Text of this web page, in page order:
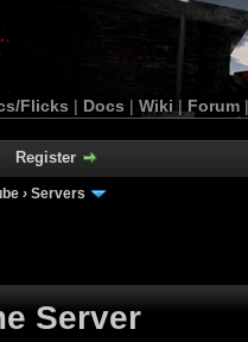
Flicks | Docs | Wiki | Forum
Register
› Servers
Server